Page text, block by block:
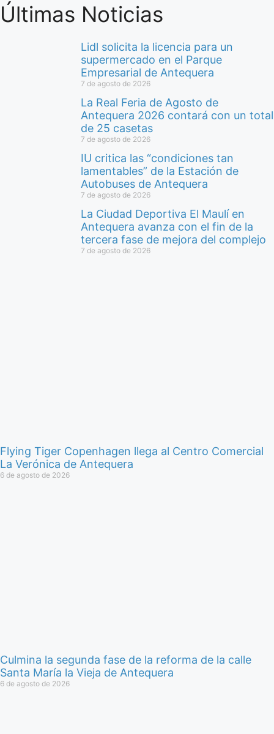
Últimas Noticias
Lidl solicita la licencia para un
supermercado en el Parque
Empresarial de Antequera
7 de agosto de 2026
La Real Feria de Agosto de
Antequera 2026 contará con un total
de 25 casetas
7 de agosto de 2026
IU critica las “condiciones tan
lamentables” de la Estación de
Autobuses de Antequera
7 de agosto de 2026
La Ciudad Deportiva El Maulí en
Antequera avanza con el fin de la
tercera fase de mejora del complejo
7 de agosto de 2026
Flying Tiger Copenhagen llega al Centro Comercial
La Verónica de Antequera
6 de agosto de 2026
Culmina la segunda fase de la reforma de la calle
Santa María la Vieja de Antequera
6 de agosto de 2026